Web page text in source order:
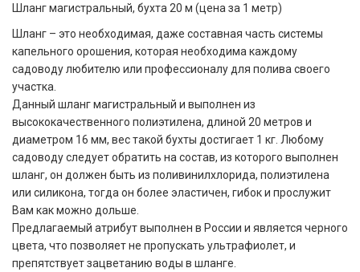
Шланг магистральный, бухта 20 м (цена за 1 метр)
Шланг – это необходимая, даже составная часть системы
капельного орошения, которая необходима каждому
садоводу любителю или профессионалу для полива своего
участка.
Данный шланг магистральный и выполнен из
высококачественного полиэтилена, длиной 20 метров и
диаметром 16 мм, вес такой бухты достигает 1 кг. Любому
садоводу следует обратить на состав, из которого выполнен
шланг, он должен быть из поливинилхлорида, полиэтилена
или силикона, тогда он более эластичен, гибок и прослужит
Вам как можно дольше.
Предлагаемый атрибут выполнен в России и является черного
цвета, что позволяет не пропускать ультрафиолет, и
препятствует зацветанию воды в шланге.